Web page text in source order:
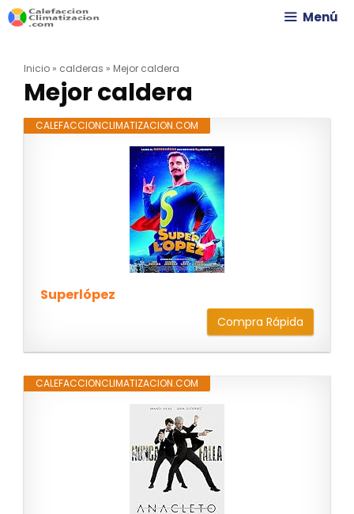
Saltar
contenido
Menú
Inicio » calderas » Mejor caldera
Mejor caldera
CALEFACCIONCLIMATIZACION.COM
Superlópez
Compra Rápida
CALEFACCIONCLIMATIZACION.COM